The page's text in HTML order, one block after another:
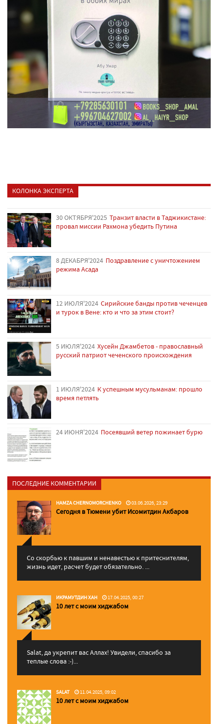
КОЛОНКА ЭКСПЕРТА
30 ОКТЯБРЯ'2025 Транзит власти в Таджикистане:
провал миссии Рахмона убедить Путина
8 ДЕКАБРЯ'2024 Поздравление с уничтожением
режима Асада
12 ИЮЛЯ'2024 Сирийские банды против чеченцев
и турок в Вене: кто и что за этим стоит?
5 ИЮЛЯ'2024 Хусейн Джамбетов - православный
русский патриот чеченского происхождения
1 ИЮЛЯ'2024 К успешным мусульманам: прошло
время петлять
24 ИЮНЯ'2024 Посеявший ветер пожинает бурю
ПОСЛЕДНИЕ КОММЕНТАРИИ
HAMZA CHERNOMORCHENKO 03.06.2026, 23:29
Сегодня в Тюмени убит Исомитдин Акбаров
Со скорбью к павшим и ненавестью к притеснителям,
жизнь идет, расчет будет обязательно. ...
ИКРАМУТДИН ХАН 17.04.2025, 00:27
10 лет с моим хиджабом
Salat, да укрепит вас Аллаx! Увидели, спасибо за
теплые слова :-)...
SALAT 11.04.2025, 09:02
10 лет с моим хиджабом